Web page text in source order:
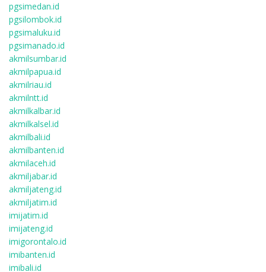
pgsimedan.id
pgsilombok.id
pgsimaluku.id
pgsimanado.id
akmilsumbar.id
akmilpapua.id
akmilriau.id
akmilntt.id
akmilkalbar.id
akmilkalsel.id
akmilbali.id
akmilbanten.id
akmilaceh.id
akmiljabar.id
akmiljateng.id
akmiljatim.id
imijatim.id
imijateng.id
imigorontalo.id
imibanten.id
imibali.id